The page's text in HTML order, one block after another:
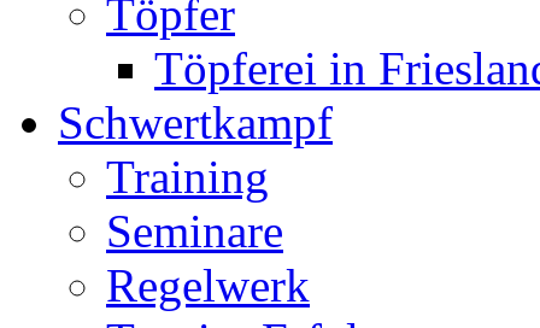
Töpfer
Töpferei in
Schwertkampf
Training
Seminare
Regelwerk